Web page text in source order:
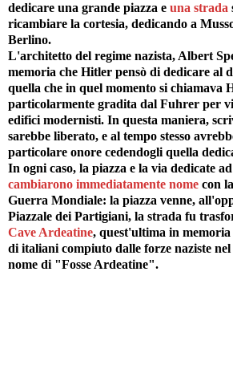
dedicare una grande piazza e una strada
ricambiare la cortesia, dedicando a
Berlino.
L'architetto del regime nazista, Albert
memoria che Hitler pensò di dedicare al
quella che in quel momento si chiamava
particolarmente gradita dal Fuhrer per
edifici modernisti. In questa maniera,
sarebbe liberato, e al tempo stesso
particolare onore cedendogli quella
In ogni caso, la piazza e la via dedicate
cambiarono immediatamente nome con
Guerra Mondiale: la piazza venne,
Piazzale dei Partigiani, la strada fu
Cave Ardeatine, quest'ultima in
di italiani compiuto dalle forze naziste
nome di "Fosse Ardeatine".